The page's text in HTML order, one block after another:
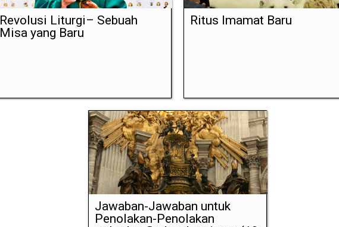
Revolusi Liturgi– Sebuah
Misa yang Baru
Ritus Imamat Baru
Jawaban-Jawaban untuk
Penolakan-Penolakan